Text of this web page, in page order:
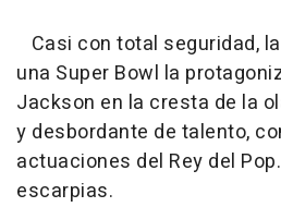
Casi con total seguridad,
una Super Bowl la
Jackson en la cresta de la
y desbordante de talento,
actuaciones del Rey del
escarpias.